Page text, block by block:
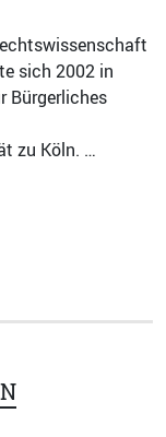
sich 2002 in
Bürgerliches
zu Köln. …